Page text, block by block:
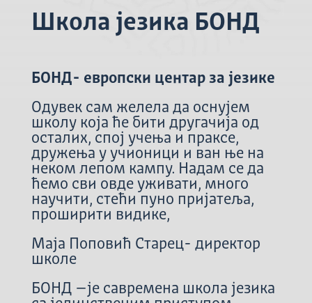
Школа језика БОНД
БОНД- европски центар за језике
Одувек сам желела да оснујем
школу која ће бити другачија од
осталих, спој учења и праксе,
дружења у учионици и ван ње на
неком лепом кампу. Надам се да
ћемо сви овде уживати, много
научити, стећи пуно пријатеља,
проширити видике,
Маја Поповић Старец- директор
школе
БОНД –је савремена школа језика